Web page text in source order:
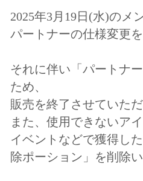
2025年3月19日(水)のメ
パートナーの仕様変更
それに伴い「パートナ
ため、
販売を終了させていた
また、使用できないア
イベントなどで獲得し
除ポーション」を削除